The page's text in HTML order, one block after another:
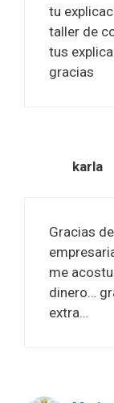
tu
taller de
tus
gracias
karla
Gracias
me
dinero…
extra…